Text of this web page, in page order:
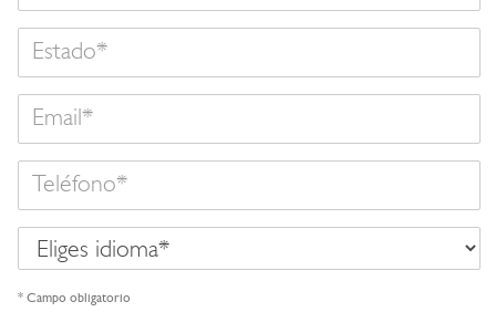
Eliges
idioma
* Campo obligatorio